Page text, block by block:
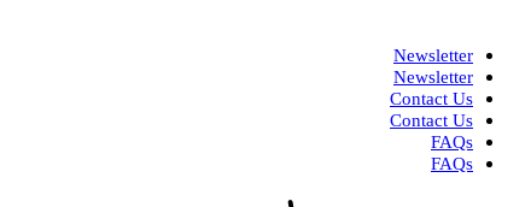
Newsletter
Newsletter
Contact Us
Contact Us
FAQs
FAQs